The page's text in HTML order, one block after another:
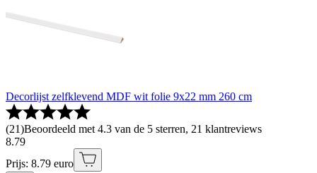
Decorlijst zelfklevend MDF wit folie 9x22 mm 260 cm
(21)Beoordeeld met 4.3 van de 5 sterren, 21 klantreviews
8.79
Prijs: 8.79 euro